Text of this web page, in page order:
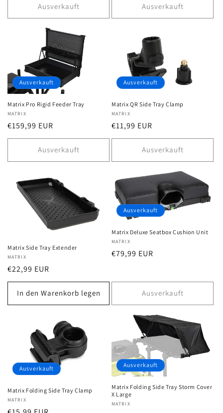
Ausverkauft Ausverkauft
Ausverkauft
Matrix Pro Rigid Feeder Tray
Anbieter:
MATRIX
Normaler
Preis
€159,99 EUR
Ausverkauft
Ausverkauft
Matrix QR Side Tray Clamp
Anbieter:
MATRIX
Normaler
Preis
€11,99 EUR
Ausverkauft
Matrix Side Tray Extender
Anbieter:
MATRIX
Normaler
Preis
€22,99 EUR
In den Warenkorb legen
Ausverkauft
Matrix Deluxe Seatbox Cushion Unit
Anbieter:
MATRIX
Normaler
€79,99 EUR
Ausverkauft
Ausverkauft
Matrix Folding Side Tray Clamp
Anbieter:
MATRIX
Ausverkauft
Matrix Folding Side Tray Storm Cover
X Large
Anbieter:
MATRIX